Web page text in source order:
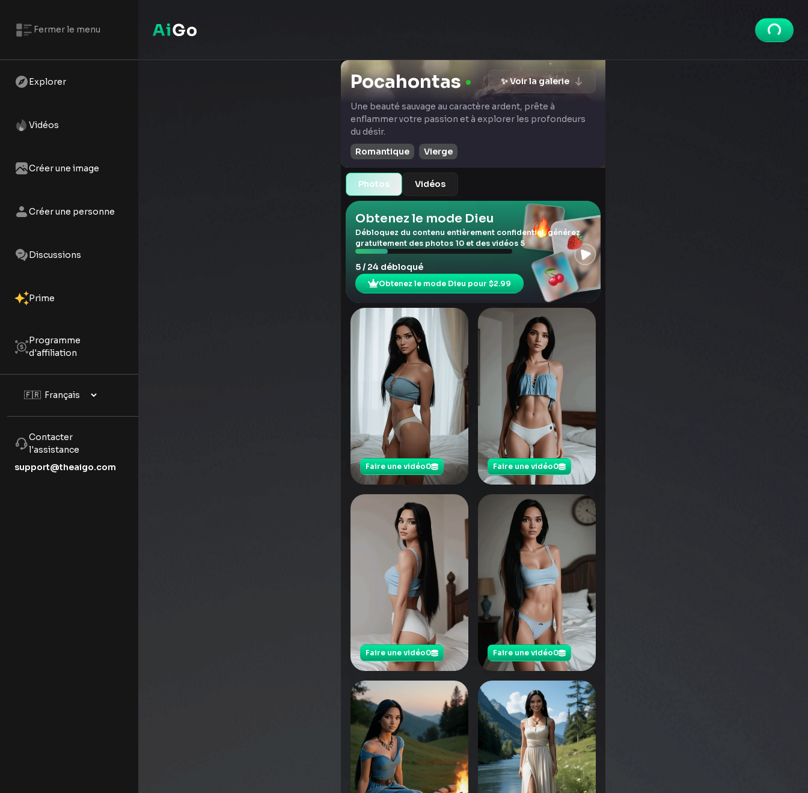
Fermer le menu
Explorer
Vidéos
Créer une image
Créer une personne
Discussions
Prime
Programme
d'affiliation
Contacter
l'assistance
support@theaigo.com
Pocahontas ✨ Voir la galerie
Une beauté sauvage au caractère ardent, prête à
enflammer votre passion et à explorer les profondeurs
du désir.
Romantique
Vierge
Photos Vidéos
Obtenez le mode Dieu
Débloquez du contenu entièrement confidentiel, générez
gratuitement des photos 10 et des vidéos 5
5 / 24 débloqué
Obtenez le mode Dieu pour $2.99
Faire une vidéo0 Faire une vidéo0
Faire une vidéo0 Faire une vidéo0